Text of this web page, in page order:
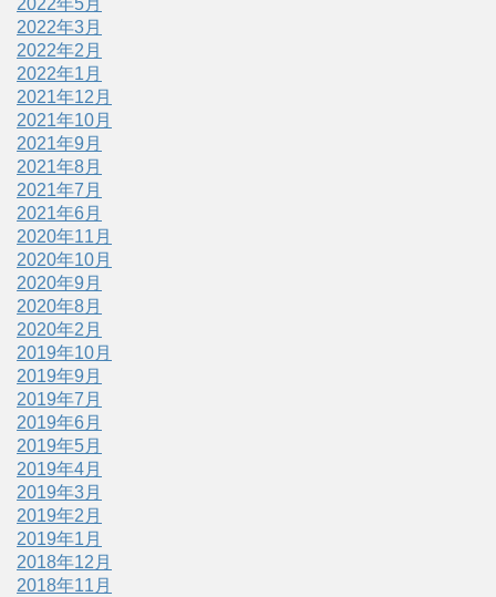
2022年3月
2022年2月
2022年1月
2021年12月
2021年10月
2021年9月
2021年8月
2021年7月
2021年6月
2020年11月
2020年10月
2020年9月
2020年8月
2020年2月
2019年10月
2019年9月
2019年7月
2019年6月
2019年5月
2019年4月
2019年3月
2019年2月
2019年1月
2018年12月
2018年11月